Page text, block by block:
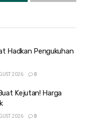
Hadkan Pengukuhan
2026 0
Kejutan! Harga
2026 0